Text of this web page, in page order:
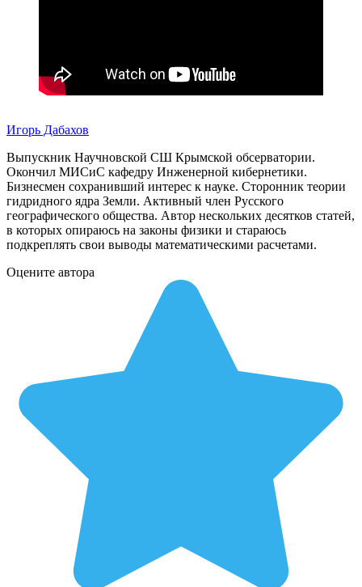
Игорь Дабахов
Выпускник Научновской СШ Крымской обсерватории.
Окончил МИСиС кафедру Инженерной кибернетики.
Бизнесмен сохранивший интерес к науке. Сторонник теории
гидридного ядра Земли. Активный член Русского
географического общества. Автор нескольких десятков статей,
в которых опираюсь на законы физики и стараюсь
подкреплять свои выводы математическими расчетами.
Оцените автора